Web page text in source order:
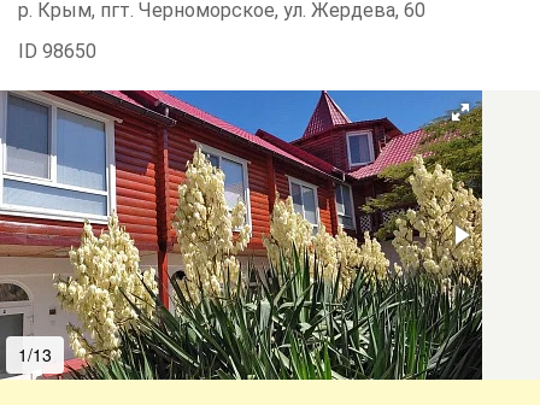
р. Крым, пгт. Черноморское, ул. Жердева, 60
ID 98650
1/13